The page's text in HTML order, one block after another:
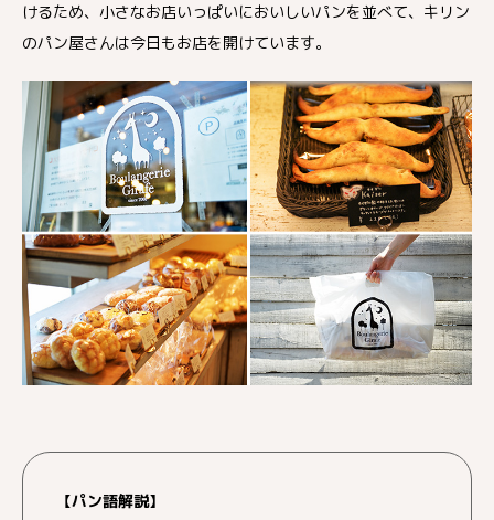
けるため、小さなお店いっぱいにおいしいパンを並べて、キリン
のパン屋さんは今日もお店を開けています。
【パン語解説】